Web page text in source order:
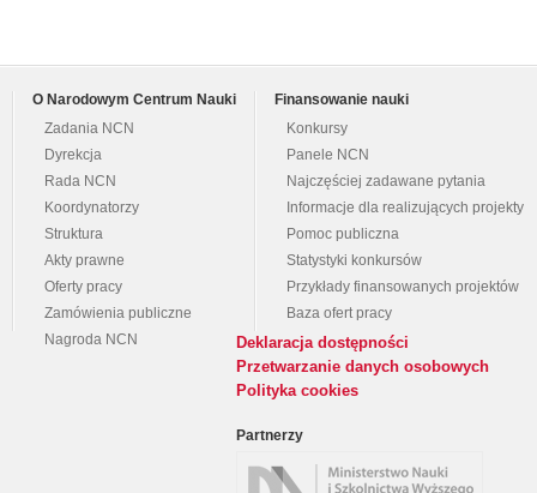
O Narodowym Centrum Nauki
Zadania NCN
Dyrekcja
Rada NCN
Koordynatorzy
Struktura
Akty prawne
Oferty pracy
Zamówienia publiczne
Nagroda NCN
Finansowanie nauki
Konkursy
Panele NCN
Najczęściej zadawane pytania
Informacje dla realizujących projekty
Pomoc publiczna
Statystyki konkursów
Przykłady finansowanych projektów
Baza ofert pracy
Deklaracja dostępności
Przetwarzanie danych osobowych
Polityka cookies
Partnerzy